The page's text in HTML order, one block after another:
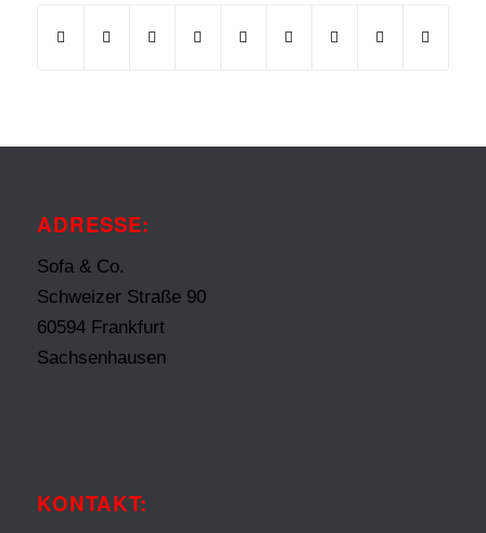
ADRESSE:
Sofa & Co.
Schweizer Straße 90
60594 Frankfurt
Sachsenhausen
KONTAKT: